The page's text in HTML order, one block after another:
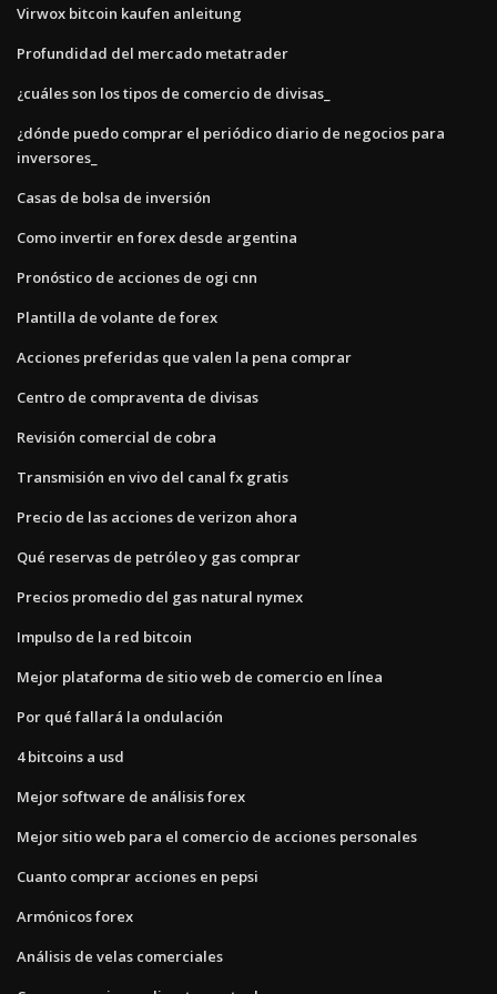
Virwox bitcoin kaufen anleitung
Profundidad del mercado metatrader
¿cuáles son los tipos de comercio de divisas_
¿dónde puedo comprar el periódico diario de negocios para
inversores_
Casas de bolsa de inversión
Como invertir en forex desde argentina
Pronóstico de acciones de ogi cnn
Plantilla de volante de forex
Acciones preferidas que valen la pena comprar
Centro de compraventa de divisas
Revisión comercial de cobra
Transmisión en vivo del canal fx gratis
Precio de las acciones de verizon ahora
Qué reservas de petróleo y gas comprar
Precios promedio del gas natural nymex
Impulso de la red bitcoin
Mejor plataforma de sitio web de comercio en línea
Por qué fallará la ondulación
4 bitcoins a usd
Mejor software de análisis forex
Mejor sitio web para el comercio de acciones personales
Cuanto comprar acciones en pepsi
Armónicos forex
Análisis de velas comerciales